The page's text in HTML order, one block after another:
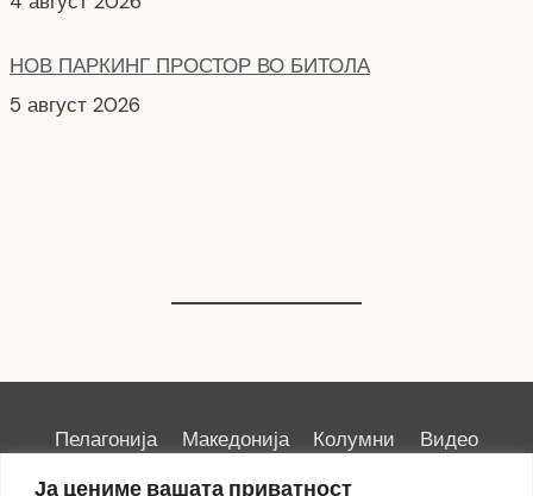
Ја цениме вашата приватност
Пелагонија Македонија Колумни
Видео
Емисии
Култура Здравје Занимливости